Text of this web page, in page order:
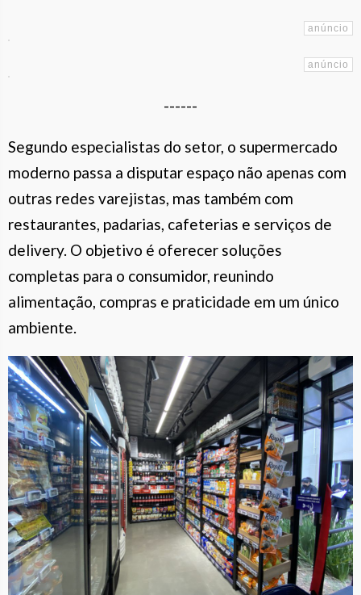
------
Segundo especialistas do setor, o supermercado
moderno passa a disputar espaço não apenas com
outras redes varejistas, mas também com
restaurantes, padarias, cafeterias e serviços de
delivery. O objetivo é oferecer soluções
completas para o consumidor, reunindo
alimentação, compras e praticidade em um único
ambiente.